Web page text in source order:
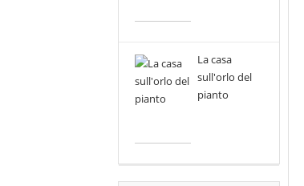
La casa
sull'orlo del
pianto